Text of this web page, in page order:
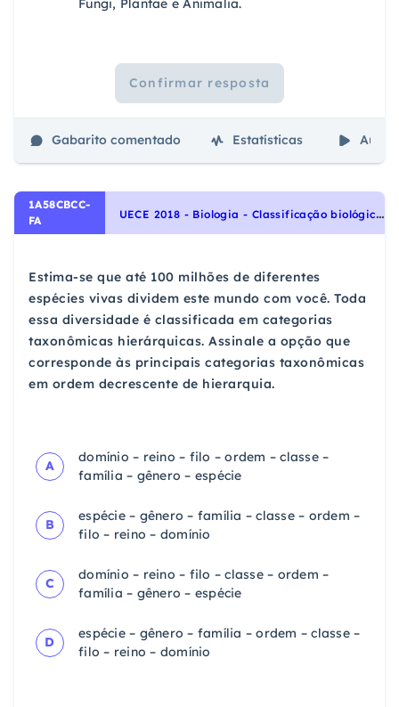
Fungi, Plantae e Animalia.
Confirmar resposta
Gabarito comentado Estatísticas Aulas
1A58CBCC-
FA
U
ECE 2018 - Biologia - Classificação biológica, Identidade dos seres vivos
Estima-se que até 100 milhões de diferentes
espécies vivas dividem este mundo com você. Toda
essa diversidade é classificada em categorias
taxonômicas hierárquicas. Assinale a opção que
corresponde às principais categorias taxonômicas
em ordem decrescente de hierarquia.
A
domínio – reino – filo – ordem – classe –
família – gênero – espécie
B
espécie – gênero – família – classe – ordem –
filo – reino – domínio
C
domínio – reino – filo – classe – ordem –
família – gênero – espécie
D
espécie – gênero – família – ordem – classe –
filo – reino – domínio